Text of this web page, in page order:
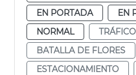
EN PORTADA
EN
NORMAL
TRÁFICO
BATALLA DE FLORES
ESTACIONAMIENTO